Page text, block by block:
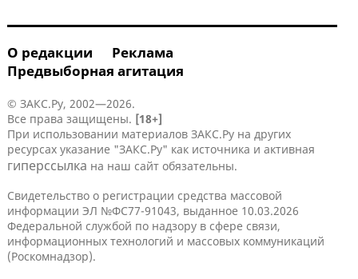
О редакции
Реклама
Предвыборная агитация
© ЗАКС.Ру, 2002—2026.
Все права защищены. [18+]
При использовании материалов ЗАКС.Ру на других
ресурсах указание "ЗАКС.Ру" как источника и активная
гиперссылка на наш сайт обязательны.
Свидетельство о регистрации средства массовой
информации ЭЛ №ФС77-91043, выданное 10.03.2026
Федеральной службой по надзору в сфере связи,
информационных технологий и массовых коммуникаций
(Роскомнадзор).